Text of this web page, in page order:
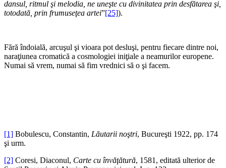
dansul, ritmul şi melodia, ne uneşte cu divinitatea prin desfătarea şi,
totodată, prin frumuseţea artei”[25]).
Fără îndoială, arcuşul şi vioara pot desluşi, pentru fiecare dintre noi,
naraţiunea cromatică a cosmologiei iniţiale a neamurilor europene.
Numai să vrem, numai să fim vrednici să o şi facem.
[1] Bobulescu, Constantin, Lăutarii noştri, Bucureşti 1922, pp. 174
şi urm.
[2] Coresi, Diaconul, Carte cu învăţătură, 1581, editată ulterior de